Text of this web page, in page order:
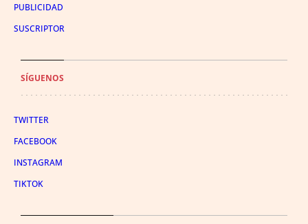
PUBLICIDAD
SUSCRIPTOR
SÍGUENOS
TWITTER
FACEBOOK
INSTAGRAM
TIKTOK